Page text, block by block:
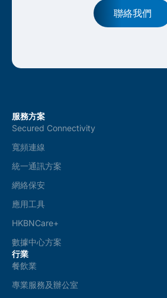
聯絡我們
服務方案
Secured Connectivity
寬頻連線
統一通訊方案
網絡保安
應用工具
HKBNCare+
數據中心方案
行業
餐飲業
專業服務及辦公室